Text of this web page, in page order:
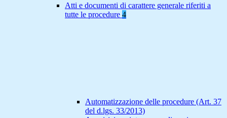
Atti e documenti di carattere generale riferiti a
tutte le procedure 4
Automatizzazione delle procedure (Art. 37
del d.lgs. 33/2013)